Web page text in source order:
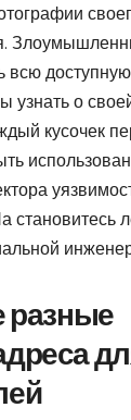
всю доступную
узнать о
кусочек
становитесь
разные